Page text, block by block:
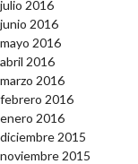
julio 2016
junio 2016
mayo 2016
abril 2016
marzo 2016
febrero 2016
enero 2016
diciembre 2015
noviembre 2015